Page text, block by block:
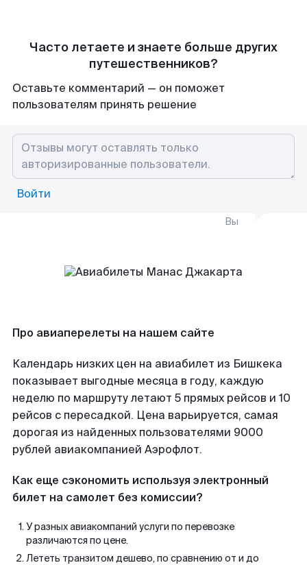
Часто летаете и знаете больше других
путешественников?
Оставьте комментарий — он поможет
пользователям принять решение
Войти
Вы
Про авиаперелеты на нашем сайте
Календарь низких цен на авиабилет из Бишкека
показывает выгодные месяца в году, каждую
неделю по маршруту летают 5 прямых рейсов и 10
рейсов с пересадкой. Цена варьируется, самая
дорогая из найденных пользователями 9000
рублей авиакомпанией Аэрофлот.
Как еще сэкономить используя электронный
билет на самолет без комиссии?
У разных авиакомпаний услуги по перевозке
различаются по цене.
Лететь транзитом дешево, по сравнению от и до